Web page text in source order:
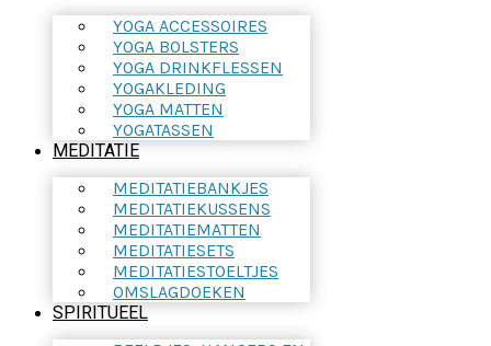
YOGA ACCESSOIRES
YOGA BOLSTERS
YOGA DRINKFLESSEN
YOGAKLEDING
YOGA MATTEN
YOGATASSEN
MEDITATIE
MEDITATIEBANKJES
MEDITATIEKUSSENS
MEDITATIEMATTEN
MEDITATIESETS
MEDITATIESTOELTJES
OMSLAGDOEKEN
SPIRITUEEL